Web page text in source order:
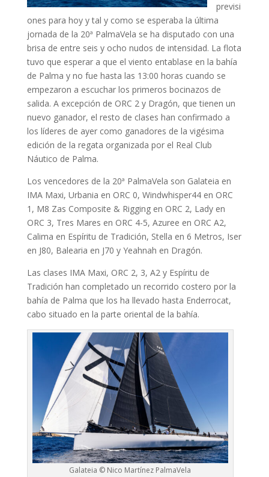
previsi
ones para hoy y tal y como se esperaba la última
jornada de la 20ª PalmaVela se ha disputado con una
brisa de entre seis y ocho nudos de intensidad. La flota
tuvo que esperar a que el viento entablase en la bahía
de Palma y no fue hasta las 13:00 horas cuando se
empezaron a escuchar los primeros bocinazos de
salida. A excepción de ORC 2 y Dragón, que tienen un
nuevo ganador, el resto de clases han confirmado a
los líderes de ayer como ganadores de la vigésima
edición de la regata organizada por el Real Club
Náutico de Palma.
Los vencedores de la 20ª PalmaVela son Galateia en
IMA Maxi, Urbania en ORC 0, Windwhisper44 en ORC
1, M8 Zas Composite & Rigging en ORC 2, Lady en
ORC 3, Tres Mares en ORC 4-5, Azuree en ORC A2,
Calima en Espíritu de Tradición, Stella en 6 Metros, Iser
en J80, Balearia en J70 y Yeahnah en Dragón.
Las clases IMA Maxi, ORC 2, 3, A2 y Espíritu de
Tradición han completado un recorrido costero por la
bahía de Palma que los ha llevado hasta Enderrocat,
cabo situado en la parte oriental de la bahía.
Galateia © Nico Martínez PalmaVela